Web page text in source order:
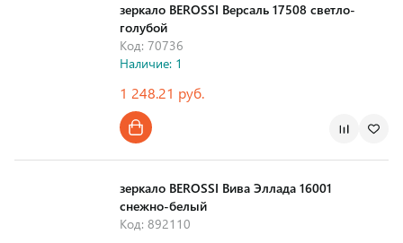
зеркало BEROSSI Версаль 17508 светло-
голубой
Код: 70736
Наличие: 1
1 248.21 руб.
зеркало BEROSSI Вива Эллада 16001
снежно-белый
Код: 892110